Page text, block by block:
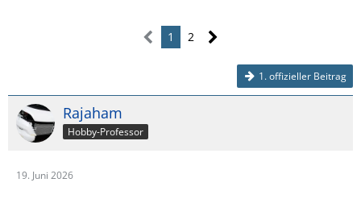
1 2
1. offizieller Beitrag
Rajaham
Hobby-Professor
19. Juni 2026